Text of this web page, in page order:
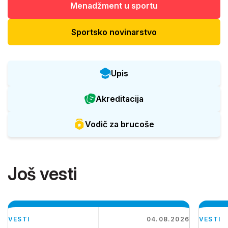
Menadžment u sportu
Sportsko novinarstvo
Upis
Akreditacija
Vodič za brucoše
Još vesti
VESTI 04.08.2026 VESTI